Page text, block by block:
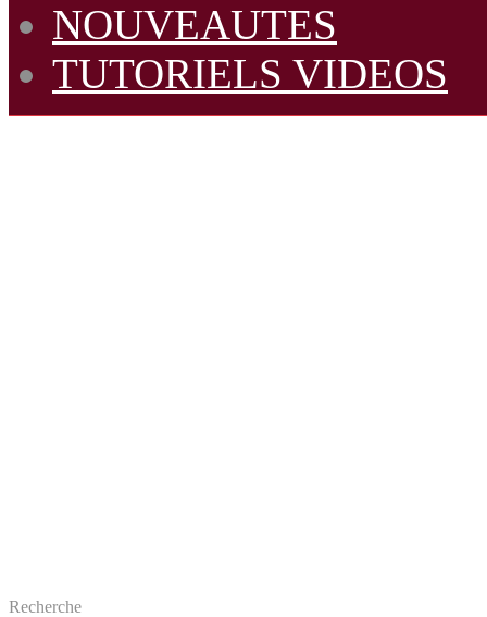
NOUVEAUTES
TUTORIELS VIDEOS
Recherche